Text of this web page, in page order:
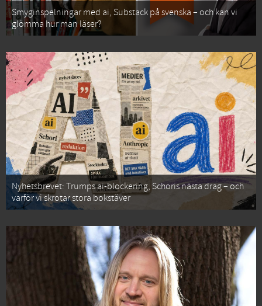
Smyginspelningar med ai, Substack på svenska – och kan vi
glömma hur man läser?
Nyhetsbrevet: Trumps ai-blockering, Schoris nästa drag – och
varför vi skrotar stora bokstäver